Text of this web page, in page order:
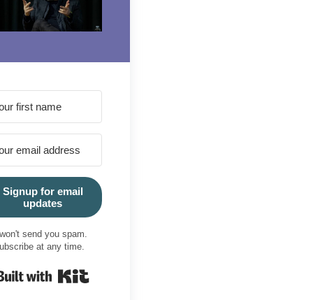
Signup for email
updates
send you spam.
at any time.